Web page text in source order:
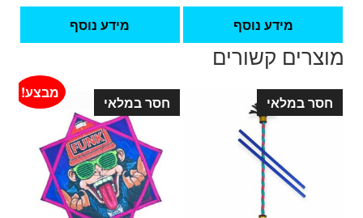
מידע נוסף מידע נוסף
מוצרים קשורים
חסר במלאי חסר במלאי
מבצע!